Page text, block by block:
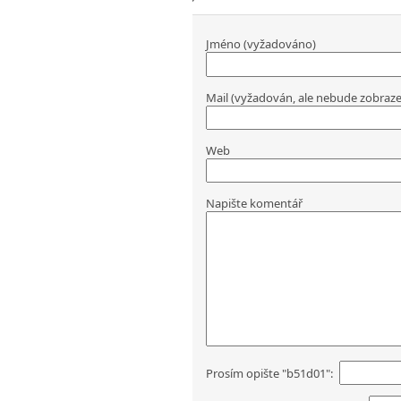
Jméno (vyžadováno)
Mail (vyžadován, ale nebude
Web
Napište komentář
Prosím opište "b51d01":